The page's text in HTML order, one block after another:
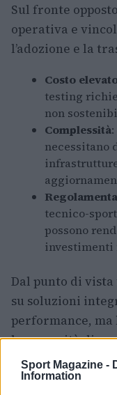
Sport Magazine -
Information
Sul fronte
operativa e
l’adozione e la
Costo
testing
non
Complessità
necessitano
tecnico-
possono
investimenti
Dal punto di
su soluzioni
performance,
la necessità di
aggiornamenti.